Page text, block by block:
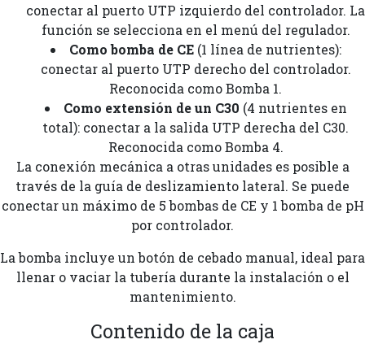
conectar al puerto UTP izquierdo del controlador. La
función se selecciona en el menú del regulador.
Como bomba de CE(1 línea de nutrientes):
conectar al puerto UTP derecho del controlador.
Reconocida como Bomba 1.
Como extensión de un C30 (4 nutrientes en
total): conectar a la salida UTP derecha del C30.
Reconocida como Bomba 4.
La conexión mecánica a otras unidades es posible a
través de la guía de deslizamiento lateral. Se puede
conectar un máximo de 5 bombas de CE y 1 bomba de pH
por controlador.
La bomba incluye un botón de cebado manual, ideal para
llenar o vaciar la tubería durante la instalación o el
mantenimiento.
Contenido de la caja